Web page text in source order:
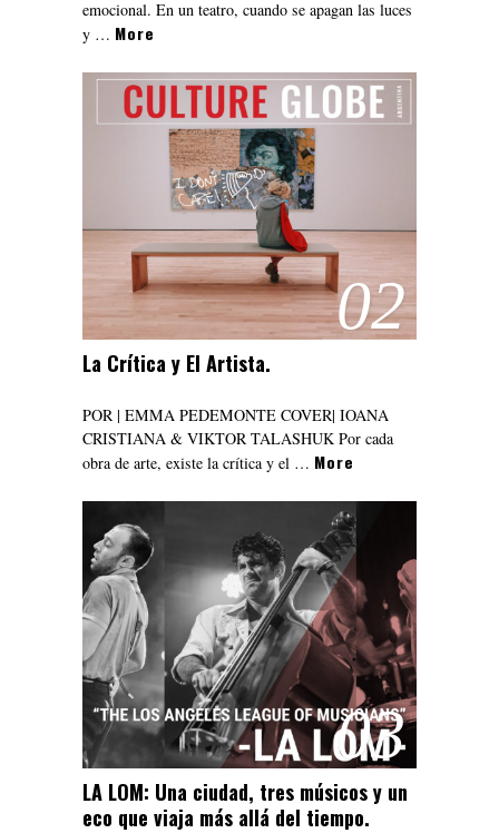
emocional. En un teatro, cuando se apagan las luces
y … More
02
La Crítica y El Artista.
POR | EMMA PEDEMONTE COVER| IOANA
CRISTIANA & VIKTOR TALASHUK Por cada
obra de arte, existe la crítica y el … More
03
LA LOM: Una ciudad, tres músicos y un
eco que viaja más allá del tiempo.